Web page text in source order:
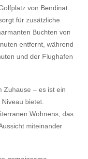
von Bendinat
für zusätzliche
Buchten von
entfernt, während
und der Flughafen
Zuhause – es ist ein
bietet.
Wohnens, das
miteinander